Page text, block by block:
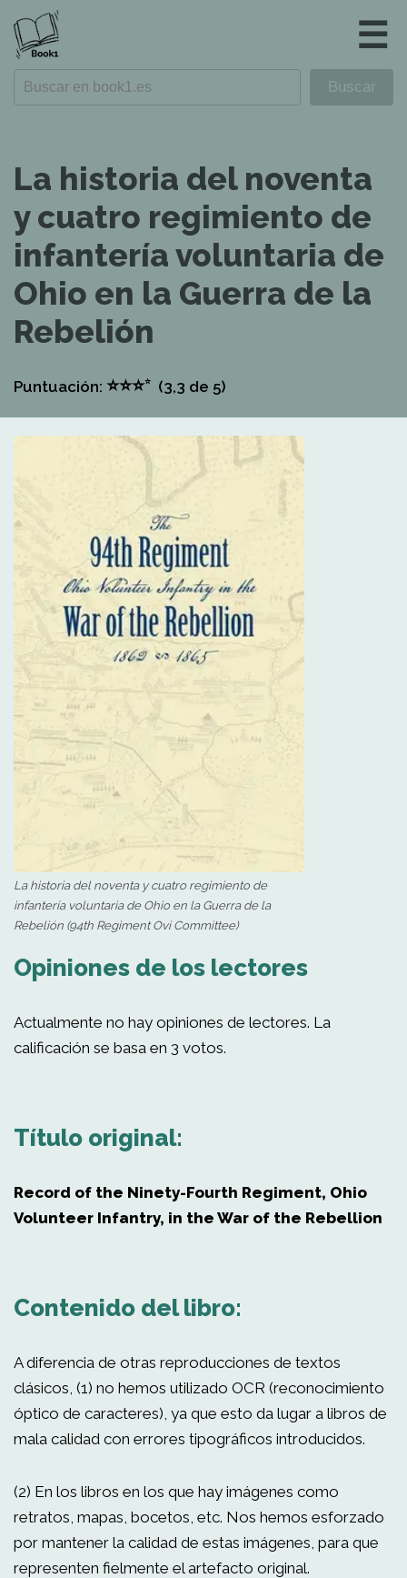
☰
La historia del noventa
y cuatro regimiento de
infantería voluntaria de
Ohio en la Guerra de la
Rebelión
Puntuación: ⭐⭐⭐⭐ (3,3 de 5)
La historia del noventa y cuatro regimiento de
infantería voluntaria de Ohio en la Guerra de la
Rebelión (94th Regiment Ovi Committee)
Opiniones de los lectores
Actualmente no hay opiniones de lectores. La
calificación se basa en 3 votos.
Título original:
Record of the Ninety-Fourth Regiment, Ohio
Volunteer Infantry, in the War of the Rebellion
Contenido del libro:
A diferencia de otras reproducciones de textos
clásicos, (1) no hemos utilizado OCR (reconocimiento
óptico de caracteres), ya que esto da lugar a libros de
mala calidad con errores tipográficos introducidos.
(2) En los libros en los que hay imágenes como
retratos, mapas, bocetos, etc. Nos hemos esforzado
por mantener la calidad de estas imágenes, para que
representen fielmente el artefacto original.